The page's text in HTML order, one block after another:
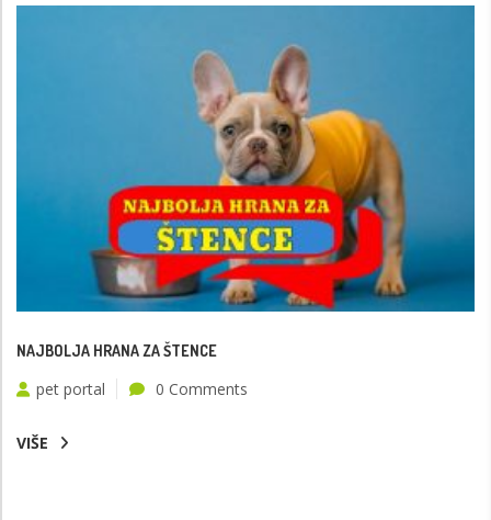
NAJBOLJA HRANA ZA ŠTENCE
pet portal 0 Comments
VIŠE